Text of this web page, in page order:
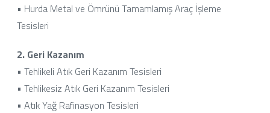
• Hurda Metal ve Ömrünü Tamamlamış Araç İşleme
Tesisleri
2. Geri Kazanım
• Tehlikeli Atık Geri Kazanım Tesisleri
• Tehlikesiz Atık Geri Kazanım Tesisleri
• Atık Yağ Rafinasyon Tesisleri